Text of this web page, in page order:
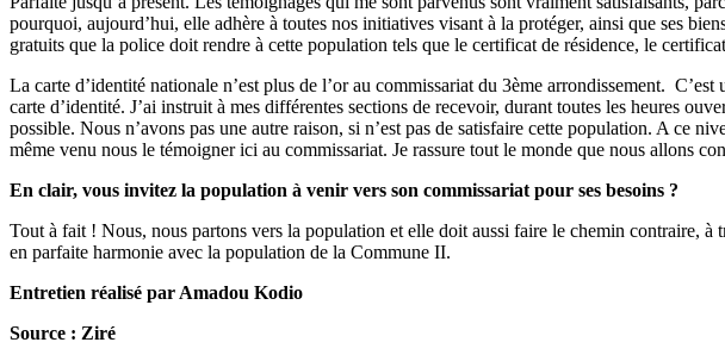
pourquoi, aujourd’hui, elle adhère à toutes nos initiatives visant à la protéger, ainsi que ses
gratuits que la police doit rendre à cette population tels que le certificat de résidence, le
La carte d’identité nationale n’est plus de l’or au commissariat du 3ème arrondissement.
carte d’identité. J’ai instruit à mes différentes sections de recevoir, durant toutes les heures
possible. Nous n’avons pas une autre raison, si n’est pas de satisfaire cette population. A ce
même venu nous le témoigner ici au commissariat. Je rassure tout le monde que nous allons
En clair, vous invitez la population à venir vers son commissariat pour ses besoins ?
Tout à fait ! Nous, nous partons vers la population et elle doit aussi faire le chemin contraire,
en parfaite harmonie avec la population de la Commune II.
Entretien réalisé par Amadou Kodio
Source : Ziré